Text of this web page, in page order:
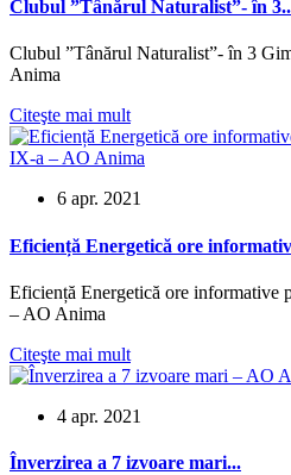
Clubul ”Tânărul Naturalist”- în
Clubul ”Tânărul Naturalist”- în 3
Anima
Citeşte mai mult
6 apr. 2021
Eficiență Energetică ore
Eficiență Energetică ore informative
– AO Anima
Citeşte mai mult
4 apr. 2021
Înverzirea a 7 izvoare mari...